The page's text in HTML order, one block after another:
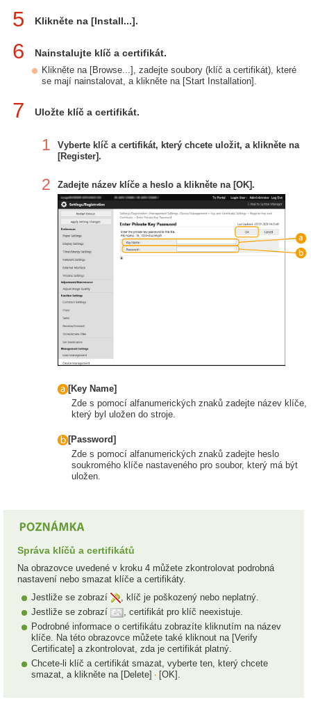
5 Klikněte na [Install...].
6 Nainstalujte klíč a certifikát.
Klikněte na [Browse...], zadejte soubory (klíč a certifikát), které
se mají nainstalovat, a klikněte na [Start Installation].
7 Uložte klíč a certifikát.
1
Vyberte klíč a certifikát, který chcete uložit, a klikněte na
[Register].
2 Zadejte název klíče a heslo a klikněte na [OK].
[Key Name]
Zde s pomocí alfanumerických znaků zadejte název klíče,
který byl uložen do stroje.
[Password]
Zde s pomocí alfanumerických znaků zadejte heslo
soukromého klíče nastaveného pro soubor, který má být
uložen.
Správa klíčů a certifikátů
Na obrazovce uvedené v kroku 4 můžete zkontrolovat podrobná
nastavení nebo smazat klíče a certifikáty.
Jestliže se zobrazí
, klíč je poškozený nebo neplatný.
Jestliže se zobrazí
, certifikát pro klíč neexistuje.
Podrobné informace o certifikátu zobrazíte kliknutím na název
klíče. Na této obrazovce můžete také kliknout na [Verify
Certificate] a zkontrolovat, zda je certifikát platný.
Chcete-li klíč a certifikát smazat, vyberte ten, který chcete
smazat, a klikněte na [Delete]
[OK].